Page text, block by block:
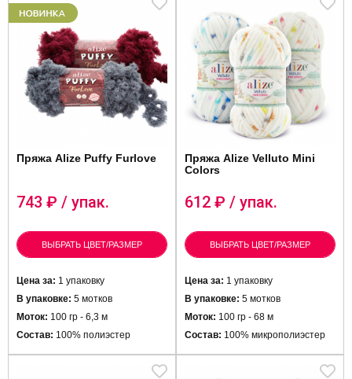
Пряжа Alize Puffy Furlove
743 ₽ / упак.
ВЫБРАТЬ ЦВЕТ/РАЗМЕР
Цена за: 1 упаковку
В упаковке: 5 мотков
Моток: 100 гр - 6,3 м
Состав: 100% полиэстер
Пряжа Alize Velluto Mini
Colors
612 ₽ / упак.
ВЫБРАТЬ ЦВЕТ/РАЗМЕР
Цена за: 1 упаковку
В упаковке: 5 мотков
Моток: 100 гр - 68 м
Состав: 100% микрополиэстер